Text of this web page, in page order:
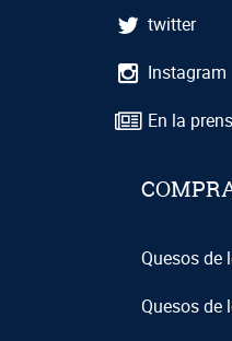
twitter
Instagram
En la
Quesos de
Quesos de